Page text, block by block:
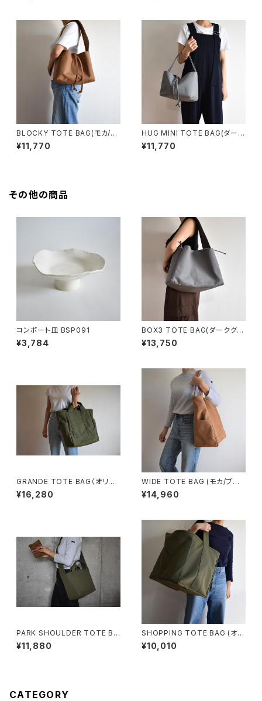
BLOCKY TOTE BAG(モカ/ブ
ラウン)
¥11,770
HUG MINI TOTE BAG(ダーク
グレー)
¥11,770
その他の商品
コンポート皿 BSP091
¥3,784
BOX3 TOTE BAG(ダークグレ
ー)
¥13,750
GRANDE TOTE BAG（オリー
ブ/カーキ）
¥16,280
WIDE TOTE BAG (モカ/ブラ
ウン)
¥14,960
PARK SHOULDER TOTE BA
G (オリーブ/カーキ)
¥11,880
SHOPPING TOTE BAG (オリ
ーブ/カーキ)
¥10,010
CATEGORY